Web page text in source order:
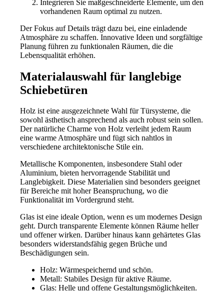
Integrieren Sie maßgeschneiderte Elemente, um den
vorhandenen Raum optimal zu nutzen.
Der Fokus auf Details trägt dazu bei, eine einladende
Atmosphäre zu schaffen. Innovative Ideen und sorgfältige
Planung führen zu funktionalen Räumen, die die
Lebensqualität erhöhen.
Materialauswahl für langlebige
Schiebetüren
Holz ist eine ausgezeichnete Wahl für Türsysteme, die
sowohl ästhetisch ansprechend als auch robust sein sollen.
Der natürliche Charme von Holz verleiht jedem Raum
eine warme Atmosphäre und fügt sich nahtlos in
verschiedene architektonische Stile ein.
Metallische Komponenten, insbesondere Stahl oder
Aluminium, bieten hervorragende Stabilität und
Langlebigkeit. Diese Materialien sind besonders geeignet
für Bereiche mit hoher Beanspruchung, wo die
Funktionalität im Vordergrund steht.
Glas ist eine ideale Option, wenn es um modernes Design
geht. Durch transparente Elemente können Räume heller
und offener wirken. Darüber hinaus kann gehärtetes Glas
besonders widerstandsfähig gegen Brüche und
Beschädigungen sein.
Holz: Wärmespeichernd und schön.
Metall: Stabiles Design für aktive Räume.
Glas: Helle und offene Gestaltungsmöglichkeiten.